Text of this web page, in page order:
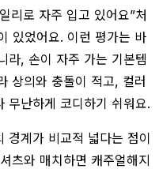
리로 자주 입고 있어요”처
있었어요. 이런 평가는 바
라, 손이 자주 가는 기본템
상의와 충돌이 적고, 컬러
무난하게 코디하기 쉬워요.
경계가 비교적 넓다는 점이
츠와 매치하면 캐주얼해지